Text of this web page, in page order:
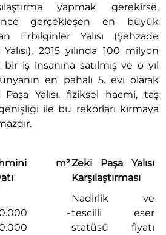
yapmak gerekirse,
gerçekleşen en büyük
Erbilginler Yalısı (Şehzade
2015 yılında 100 milyon
iş insanına satılmış ve o yıl
en pahalı 5. evi olarak
Yalısı, fiziksel hacmi, taş
ile bu rekorları kırmaya
m²Zeki Paşa Yalısı
Karşılaştırması
-
Nadirlik ve
tescilli eser
statüsü fiyatı